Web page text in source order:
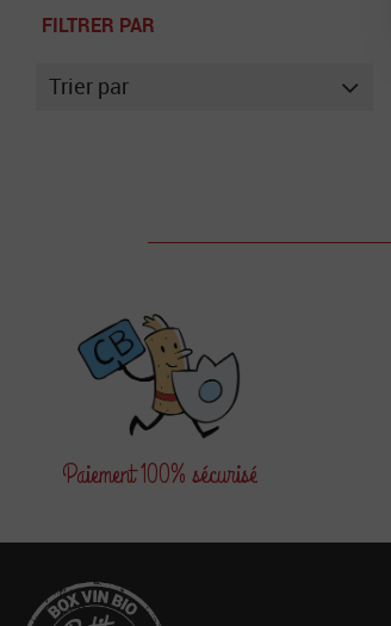
FILTRER PAR
Trier par
Paiement100% sécurisé